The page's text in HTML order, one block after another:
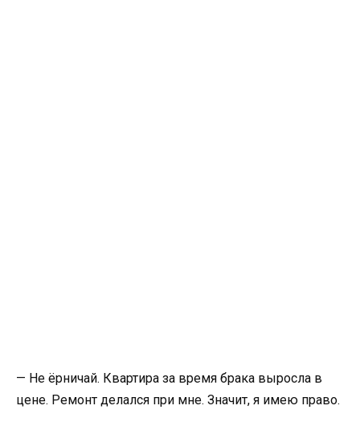
— Не ёрничай. Квартира за время брака выросла в
цене. Ремонт делался при мне. Значит, я имею право.